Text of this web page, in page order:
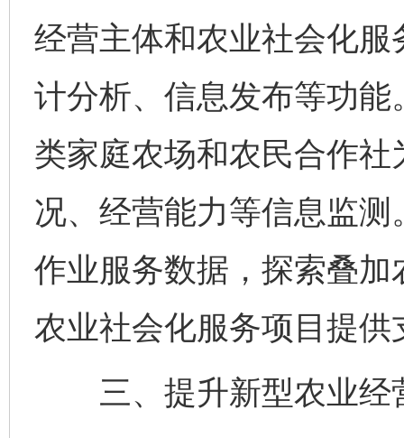
经营主体和农业社会化
计分析、信息发布等功
类家庭农场和农民合作
况、经营能力等信息监
作业服务数据，探索叠
农业社会化服务项目提供
三、提升新型农业经